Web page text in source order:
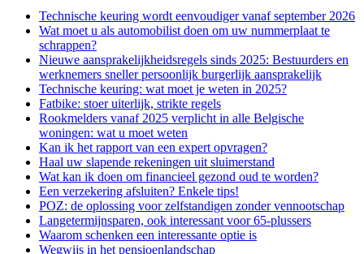
Technische keuring wordt eenvoudiger vanaf september 2026
Wat moet u als automobilist doen om uw nummerplaat te
schrappen?
Nieuwe aansprakelijkheidsregels sinds 2025: Bestuurders en
werknemers sneller persoonlijk burgerlijk aansprakelijk
Technische keuring: wat moet je weten in 2025?
Fatbike: stoer uiterlijk, strikte regels
Rookmelders vanaf 2025 verplicht in alle Belgische
woningen: wat u moet weten
Kan ik het rapport van een expert opvragen?
Haal uw slapende rekeningen uit sluimerstand
Wat kan ik doen om financieel gezond oud te worden?
Een verzekering afsluiten? Enkele tips!
POZ: de oplossing voor zelfstandigen zonder vennootschap
Langetermijnsparen, ook interessant voor 65-plussers
Waarom schenken een interessante optie is
Wegwijs in het pensioenlandschap